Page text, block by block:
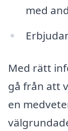
med
Med rätt
gå från att
en